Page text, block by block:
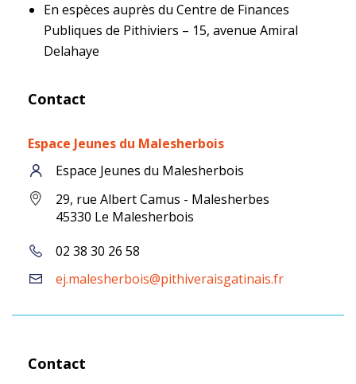
En espèces auprès du Centre de Finances
Publiques de Pithiviers – 15, avenue Amiral
Delahaye
Contact
Espace Jeunes du Malesherbois
Espace Jeunes du Malesherbois
29, rue Albert Camus - Malesherbes
45330 Le Malesherbois
02 38 30 26 58
ej.malesherbois@pithiveraisgatinais.fr
Contact